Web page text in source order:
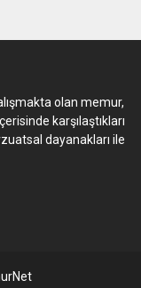
olan memur,
karşılaştıkları
dayanakları ile